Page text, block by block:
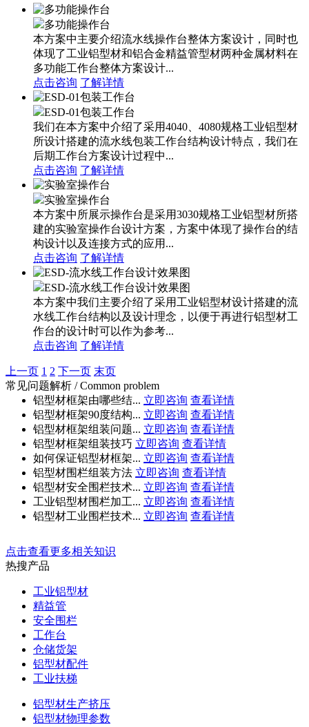
多功能操作台
本方案中主要介绍流水线操作台整体方案设计，同时也
体现了工业铝型材和铝合金精益管型材两种金属材料在
多功能工作台整体方案设计...
点击咨询 了解详情
ESD-01包装工作台
我们在本方案中介绍了采用4040、4080规格工业铝型材
所设计搭建的流水线包装工作台结构设计特点，我们在
后期工作台方案设计过程中...
点击咨询 了解详情
实验室操作台
本方案中所展示操作台是采用3030规格工业铝型材所搭
建的实验室操作台设计方案，方案中体现了操作台的结
构设计以及连接方式的应用...
点击咨询 了解详情
ESD-流水线工作台设计效果图
本方案中我们主要介绍了采用工业铝型材设计搭建的流
水线工作台结构以及设计理念，以便于再进行铝型材工
作台的设计时可以作为参考...
点击咨询 了解详情
上一页 1 2 下一页 末页
常见问题解析 / Common problem
铝型材框架由哪些结... 立即咨询 查看详情
铝型材框架90度结构... 立即咨询 查看详情
铝型材框架组装问题... 立即咨询 查看详情
铝型材框架组装技巧 立即咨询 查看详情
如何保证铝型材框架... 立即咨询 查看详情
铝型材围栏组装方法 立即咨询 查看详情
铝型材安全围栏技术... 立即咨询 查看详情
工业铝型材围栏加工... 立即咨询 查看详情
铝型材工业围栏技术... 立即咨询 查看详情
点击查看更多相关知识
热搜产品
工业铝型材
精益管
安全围栏
工作台
仓储货架
铝型材配件
工业扶梯
铝型材生产挤压
铝型材物理参数